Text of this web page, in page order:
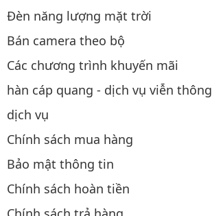
Đèn năng lượng mặt trời
Bán camera theo bộ
Các chương trình khuyến mãi
hàn cáp quang - dịch vụ viễn thông
dịch vụ
Chính sách mua hàng
Bảo mật thông tin
Chính sách hoàn tiền